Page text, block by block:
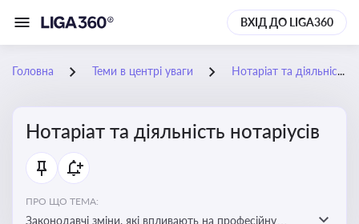
ВХІД ДО LIGA360
Головна Теми в центрі уваги Нотаріат та діяльність нотаріусів
Нотаріат та діяльність нотаріусів
ПРО ЩО ТЕМА:
Законодавчі зміни, які впливають на професійну